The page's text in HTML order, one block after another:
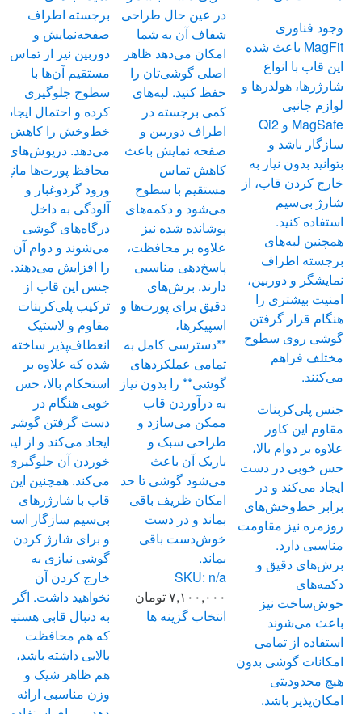
برجسته اطراف
صفحه‌نمایش و
دوربین نیز از تماس
مستقیم آن‌ها با
سطوح جلوگیری
کرده و احتمال ایجاد
خط‌وخش را کاهش
می‌دهد. درپوش‌های
محافظ پورت‌ها مانع
ورود گردوغبار و
آلودگی به داخل
درگاه‌های گوشی
می‌شوند و دوام آن
را افزایش می‌دهند.
جنس این قاب از
ترکیب پلی‌کربنات
مقاوم و لاستیک
انعطاف‌پذیر ساخته
شده که علاوه بر
استحکام بالا، حس
خوبی هنگام در
دست گرفتن گوشی
ایجاد می‌کند و از لیز
خوردن آن جلوگیری
می‌کند. همچنین این
قاب با شارژرهای
بی‌سیم سازگار است
و برای شارژ کردن
گوشی نیازی به
خارج کردن آن
نخواهید داشت. اگر
به دنبال قابی هستید
که هم محافظت
بالایی داشته باشد،
هم ظاهر شیک و
وزن مناسبی ارائه
در عین حال طراحی
شفاف آن به شما
امکان می‌دهد ظاهر
اصلی گوشی‌تان را
حفظ کنید. لبه‌های
کمی برجسته در
اطراف دوربین و
صفحه نمایش باعث
کاهش تماس
مستقیم با سطوح
می‌شود و دکمه‌های
پوشانده شده نیز
علاوه بر محافظت،
پاسخ‌دهی مناسبی
دارند. برش‌های
دقیق برای پورت‌ها و
اسپیکرها،
**دسترسی کامل به
تمامی عملکردهای
گوشی** را بدون نیاز
به درآوردن قاب
ممکن می‌سازد و
طراحی سبک و
باریک آن باعث
می‌شود گوشی تا حد
امکان ظریف باقی
بماند و در دست
خوش‌دست باقی
بماند.
SKU: n/a
۷,۱۰۰,۰۰۰تومان
انتخاب گزینه ها
وجود فناوری
MagFit باعث شده
این قاب با انواع
شارژرها، هولدرها و
لوازم جانبی
MagSafe و Qi2
سازگار باشد و
بتوانید بدون نیاز به
خارج کردن قاب، از
شارژ بی‌سیم
استفاده کنید.
همچنین لبه‌های
برجسته اطراف
نمایشگر و دوربین،
امنیت بیشتری را
هنگام قرار گرفتن
گوشی روی سطوح
مختلف فراهم
می‌کنند.
جنس پلی‌کربنات
مقاوم این کاور
علاوه بر دوام بالا،
حس خوبی در دست
ایجاد می‌کند و در
برابر خط‌وخش‌های
روزمره نیز مقاومت
مناسبی دارد.
برش‌های دقیق و
دکمه‌های
خوش‌ساخت نیز
باعث می‌شوند
استفاده از تمامی
امکانات گوشی بدون
هیچ محدودیتی
امکان‌پذیر باشد.